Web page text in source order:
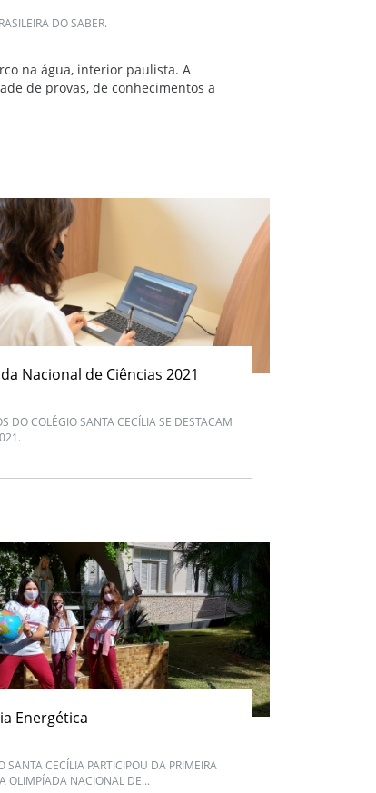
DO SABER.
na água, interior paulista. A
de provas, de conhecimentos a
Nacional de Ciências 2021
DO COLÉGIO SANTA CECÍLIA SE DESTACAM
Energética
SANTA CECÍLIA PARTICIPOU DA PRIMEIRA
OLIMPÍADA NACIONAL DE...